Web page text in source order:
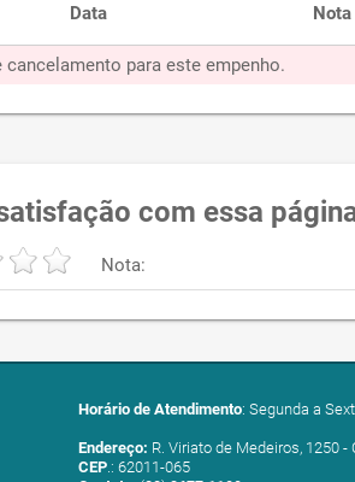
Data Nota
para este empenho.
com essa
Nota:
Horário de Atendimento: Segunda a
Endereço: R. Viriato de Medeiros, 1250 -
CEP.: 62011-065